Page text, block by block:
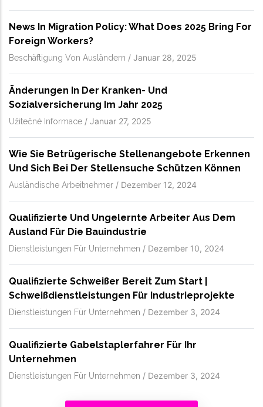
News In Migration Policy: What Does 2025 Bring For
Foreign Workers?
Beschäftigung Von Ausländern / Januar 28, 2025
Änderungen In Der Kranken- Und
Sozialversicherung Im Jahr 2025
Užitečné Informace / Januar 27, 2025
Wie Sie Betrügerische Stellenangebote Erkennen
Und Sich Bei Der Stellensuche Schützen Können
Ausländische Arbeitnehmer / Dezember 12, 2024
Qualifizierte Und Ungelernte Arbeiter Aus Dem
Ausland Für Die Bauindustrie
Dienstleistungen Für Unternehmen / Dezember 10, 2024
Qualifizierte Schweißer Bereit Zum Start |
Schweißdienstleistungen Für Industrieprojekte
Dienstleistungen Für Unternehmen / Dezember 3, 2024
Qualifizierte Gabelstaplerfahrer Für Ihr
Unternehmen
Dienstleistungen Für Unternehmen / Dezember 3, 2024